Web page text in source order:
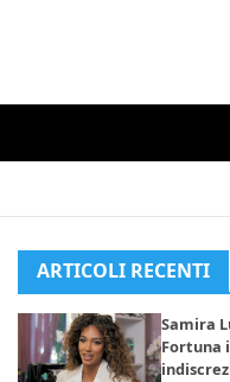
ARTICOLI RECENTI
Samira
Fortuna